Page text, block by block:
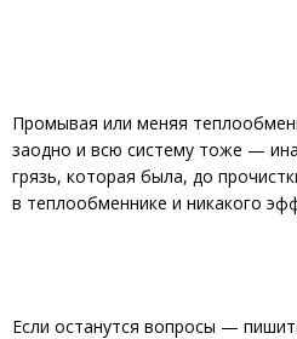
Промывая или меняя
заодно и всю систему тоже —
грязь, которая была, до
в теплообменнике и никакого
Если останутся вопросы —